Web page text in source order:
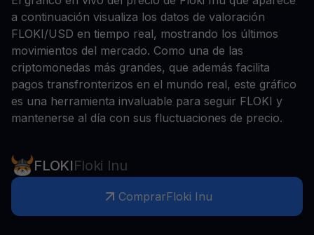
a continuación visualiza los datos de valoración
FLOKI/USD en tiempo real, mostrando los últimos
movimientos del mercado. Como una de las
criptomonedas más grandes, que además facilita
pagos transfronterizos en el mundo real, este gráfico
es una herramienta invaluable para seguir FLOKI y
mantenerse al día con sus fluctuaciones de precio.
FLOKIFloki Inu
ComprarFloki Inu